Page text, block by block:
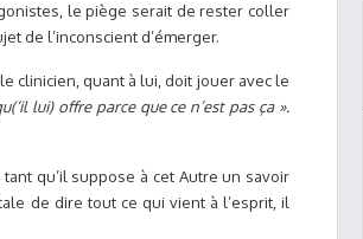
le piège serait de rester coller
de l’inconscient d’émerger.
clinicien, quant à lui, doit jouer avec le
lui) offre parce que ce n’est pas ça ».
qu’il suppose à cet Autre un savoir
de dire tout ce qui vient à l’esprit, il